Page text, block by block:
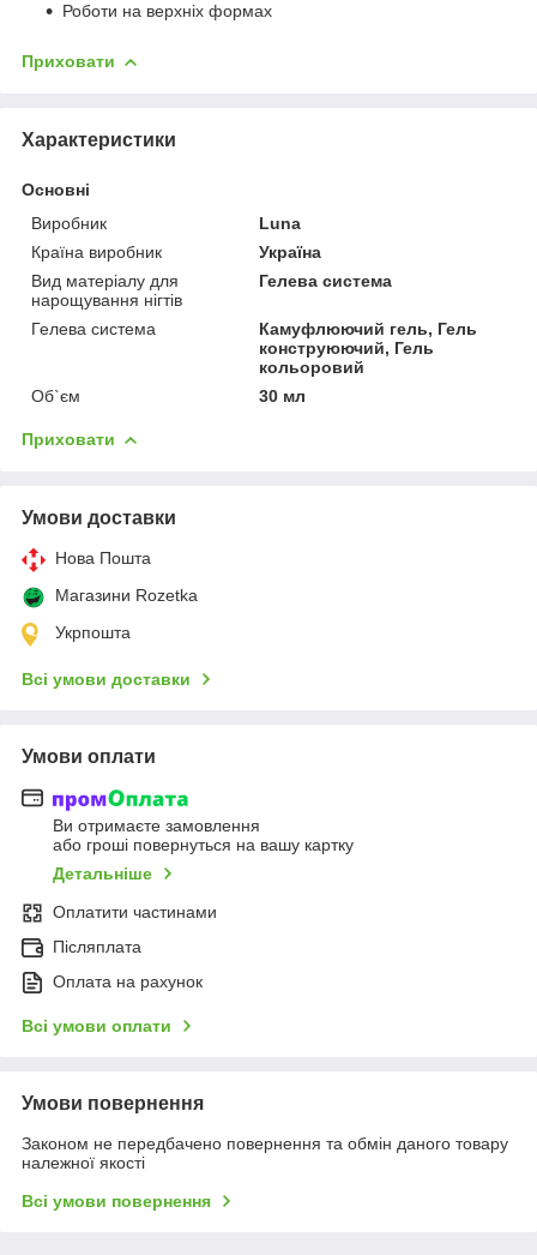
Роботи на верхніх формах
Приховати
Характеристики
Основні
Виробник
Luna
Країна виробник
Україна
Вид матеріалу для
нарощування нігтів
Гелева система
Гелева система
Камуфлюючий гель, Гель
конструюючий, Гель
кольоровий
Об`єм
30 мл
Приховати
Умови доставки
Нова Пошта
Магазини Rozetka
Укрпошта
Всі умови доставки
Умови оплати
Ви отримаєте замовлення
або гроші повернуться на вашу картку
Детальніше
Оплатити частинами
Післяплата
Оплата на рахунок
Всі умови оплати
Умови повернення
Законом не передбачено повернення та обмін даного товару
належної якості
Всі умови повернення